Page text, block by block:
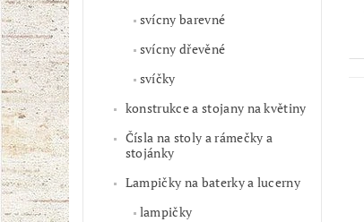
svícny barevné
svícny dřevěné
svíčky
konstrukce a stojany na květiny
Čísla na stoly a rámečky a
stojánky
Lampičky na baterky a lucerny
lampičky